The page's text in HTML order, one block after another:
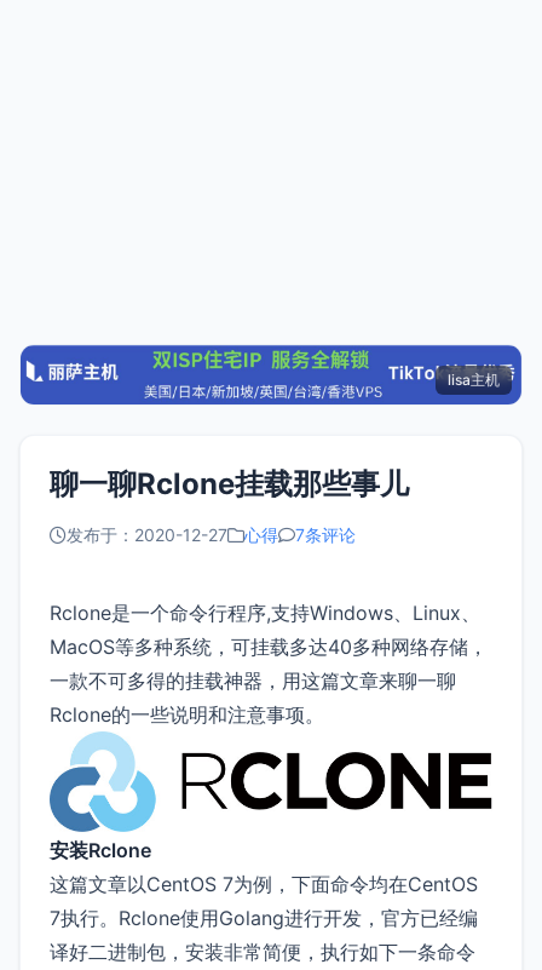
lisa主机
聊一聊Rclone挂载那些事儿
发布于：2020-12-27 心得 7条评论
Rclone是一个命令行程序,支持Windows、Linux、
MacOS等多种系统，可挂载多达40多种网络存储，
一款不可多得的挂载神器，用这篇文章来聊一聊
Rclone的一些说明和注意事项。
安装Rclone
这篇文章以CentOS 7为例，下面命令均在CentOS
7执行。Rclone使用Golang进行开发，官方已经编
译好二进制包，安装非常简便，执行如下一条命令